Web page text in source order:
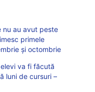
nu au avut peste
primele
și octombrie
va fi făcută
luni de cursuri –